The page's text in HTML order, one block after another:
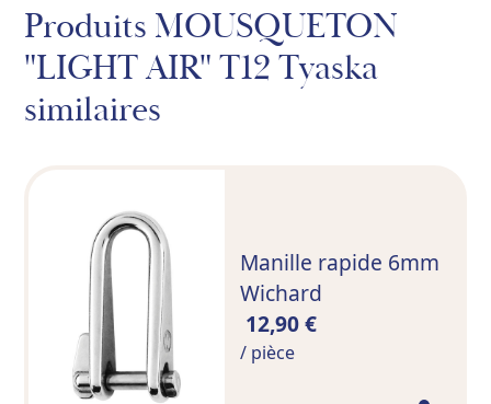
Produits MOUSQUETON
"LIGHT AIR" T12 Tyaska
similaires
Manille rapide 6mm
Wichard
12,90 €
/ pièce